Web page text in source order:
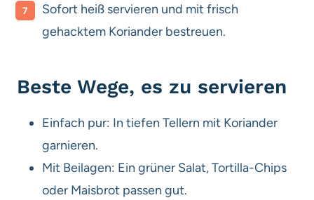
Sofort heiß servieren und mit frisch
gehacktem Koriander bestreuen.
Beste Wege, es zu servieren
Einfach pur: In tiefen Tellern mit Koriander
garnieren.
Mit Beilagen: Ein grüner Salat, Tortilla-Chips
oder Maisbrot passen gut.